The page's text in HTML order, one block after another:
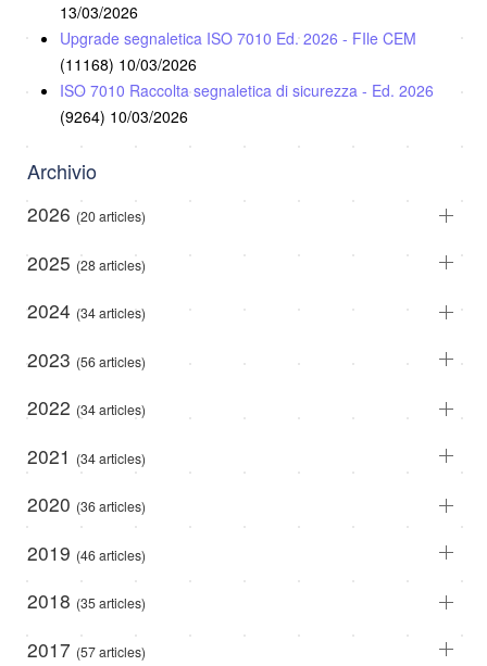
13/03/2026
Upgrade segnaletica ISO 7010 Ed. 2026 - FIle CEM
(11168) 10/03/2026
ISO 7010 Raccolta segnaletica di sicurezza - Ed. 2026
(9264) 10/03/2026
Archivio
2026 (20 articles)
2025 (28 articles)
2024 (34 articles)
2023 (56 articles)
2022 (34 articles)
2021 (34 articles)
2020 (36 articles)
2019 (46 articles)
2018 (35 articles)
2017 (57 articles)